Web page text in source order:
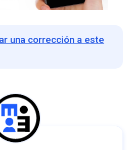
una corrección a este